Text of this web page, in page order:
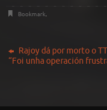
Bookmark.
Rajoy dá por morto o
“Foi unha operación